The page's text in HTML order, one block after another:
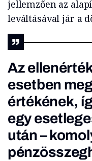
jellemzően az
leváltásával jár a
Az
esetben
értékének,
egy
után –